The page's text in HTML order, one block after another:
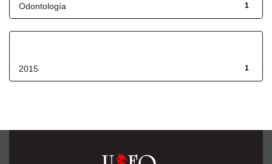
1
Odontología
1
2015